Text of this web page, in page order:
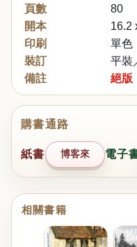
頁數
80
開本
16.2
印刷
單色
裝訂
平裝
備註
絕版
購書通路
紙書 博客來 電子
相關書籍